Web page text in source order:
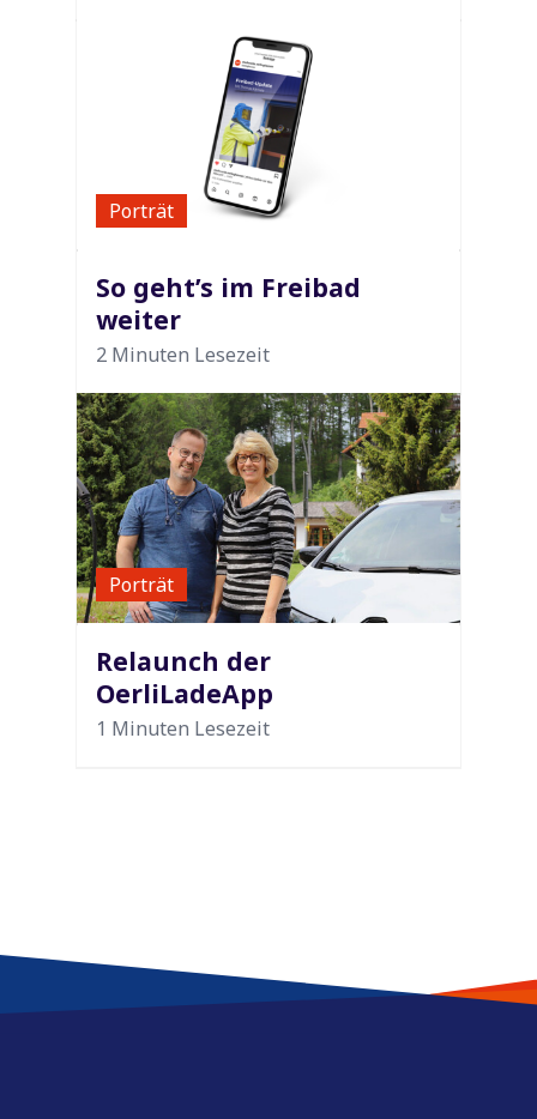
Porträt
So geht’s im Freibad
weiter
2 Minuten Lesezeit
Porträt
Relaunch der
OerliLadeApp
1 Minuten Lesezeit